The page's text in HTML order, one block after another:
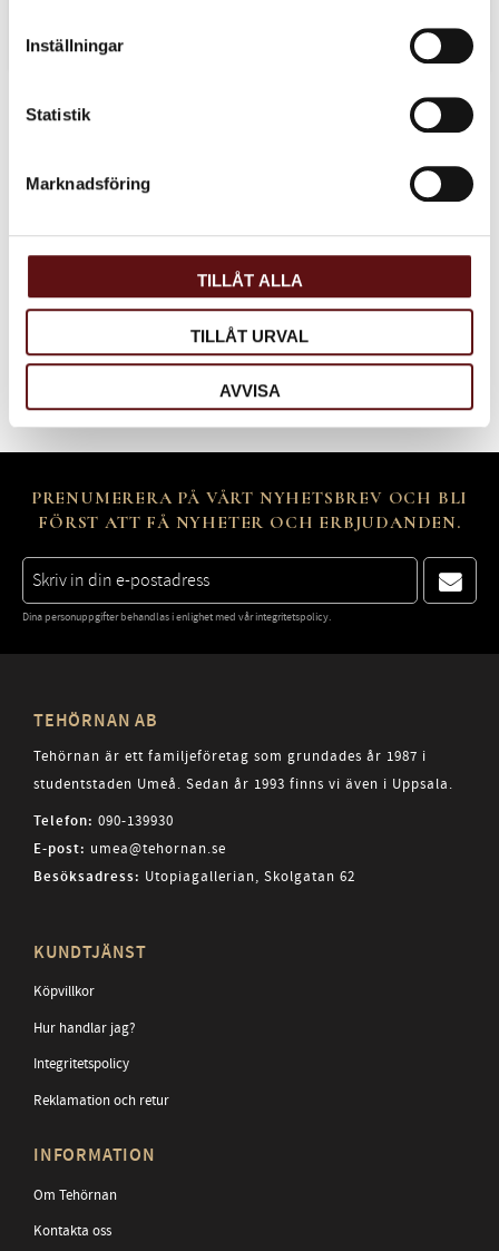
Inställningar
Statistik
Marknadsföring
TILLÅT ALLA
TILLÅT URVAL
AVVISA
Kategorier
Porslin (1)
Grönt te (3)
Iste (1)
PRENUMERERA PÅ VÅRT NYHETSBREV OCH BLI
FÖRST ATT FÅ NYHETER OCH ERBJUDANDEN.
Dina personuppgifter behandlas i enlighet med vårintegritetspolicy.
TEHÖRNAN AB
Tehörnan är ett familjeföretag som grundades år 1987 i
studentstaden Umeå. Sedan år 1993 finns vi även i Uppsala.
Telefon: 090-139930
E-post: umea@tehornan.se
Besöksadress: Utopiagallerian, Skolgatan 62
KUNDTJÄNST
Köpvillkor
Hur handlar jag?
Integritetspolicy
Reklamation och retur
INFORMATION
Om Tehörnan
Kontakta oss